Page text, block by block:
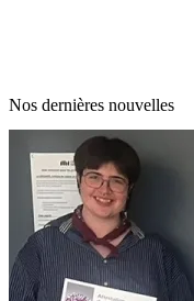
Nos dernières nouvelles